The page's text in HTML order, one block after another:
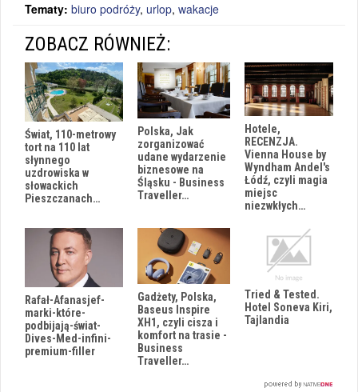
Tematy: biuro podróży, urlop, wakacje
ZOBACZ RÓWNIEŻ:
Świat, 110-metrowy
tort na 110 lat
słynnego
uzdrowiska w
słowackich
Pieszczanach…
Polska, Jak
zorganizować
udane wydarzenie
biznesowe na
Śląsku - Business
Traveller…
Hotele,
RECENZJA.
Vienna House by
Wyndham Andel's
Łódź, czyli magia
miejsc
niezwkłych…
Rafał-Afanasjef-
marki-które-
podbijają-świat-
Dives-Med-infini-
premium-filler
Gadżety, Polska,
Baseus Inspire
XH1, czyli cisza i
komfort na trasie -
Business
Traveller…
Tried & Tested.
Hotel Soneva Kiri,
Tajlandia